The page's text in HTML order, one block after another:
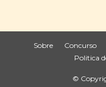
Sobre Concurso
Politica
©